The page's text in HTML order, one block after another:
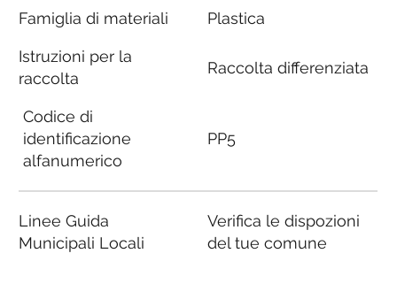
Famiglia di materiali
Istruzioni per la
raccolta
Codice di
identificazione
alfanumerico
Linee Guida
Municipali Locali
Plastica
Raccolta differenziata
PP5
Verifica le dispozioni
del tue comune